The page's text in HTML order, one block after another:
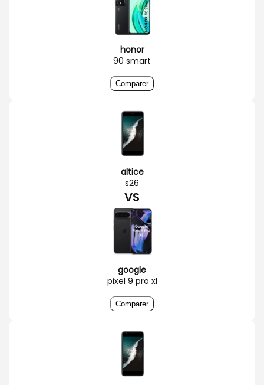
honor
90 smart
Comparer
altice
s26
VS
google
pixel 9 pro xl
Comparer